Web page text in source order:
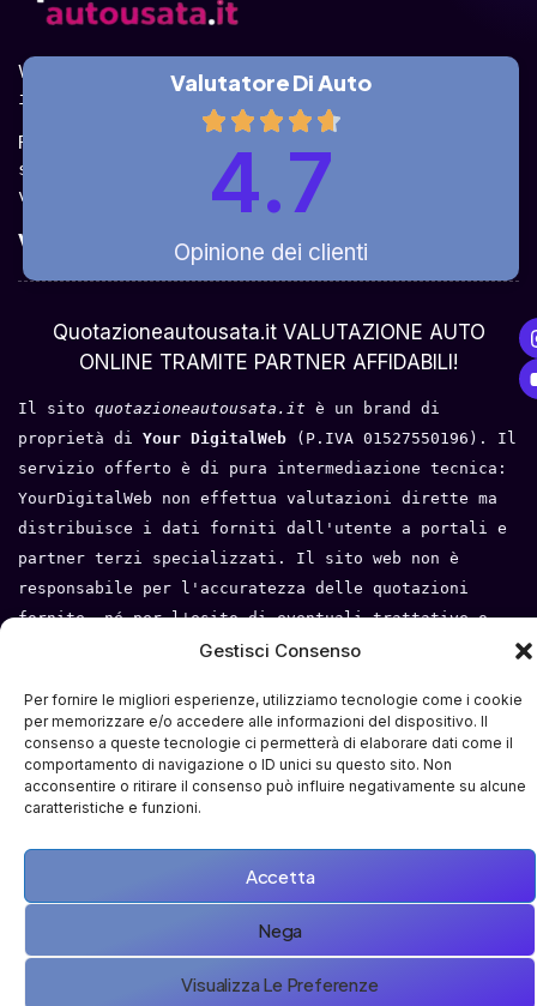
Gestisci Consenso
Per fornire le migliori esperienze, utilizziamo tecnologie come i cookie
per memorizzare e/o accedere alle informazioni del dispositivo. Il
consenso a queste tecnologie ci permetterà di elaborare dati come il
comportamento di navigazione o ID unici su questo sito. Non
acconsentire o ritirare il consenso può influire negativamente su alcune
caratteristiche e funzioni.
Accetta
Nega
Visualizza Le Preferenze
Valuta la tua auto online, gratis e in pochi
istanti.
Ricevi la quotazione dai vari partner e potrai
sceglierla come venderla in modo sicuro,
veloce e rapido!
Valuta Per Modello
Valutatore Di Auto
Opinione dei clienti
4.7
Quotazioneautousata.it VALUTAZIONE AUTO
ONLINE TRAMITE PARTNER AFFIDABILI!
Il sito quotazioneautousata.it è un brand di
proprietà di Your DigitalWeb
(P.IVA 01527550196). Il
servizio offerto è di pura intermediazione tecnica:
YourDigitalWeb non effettua valutazioni dirette ma
distribuisce i dati forniti dall'utente a portali e
partner terzi specializzati. Il sito web non è
responsabile per l'accuratezza delle quotazioni
fornite, né per l'esito di eventuali trattative o
compravendite tra l'utente e i terzi. Tutti i loghi
Privacy Policy - Cookie Policy - Condizioni del
servizio - Mappa del sito